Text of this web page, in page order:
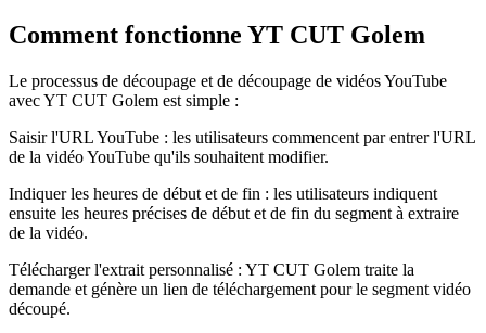
Comment fonctionne YT CUT Golem
Le processus de découpage et de découpage de vidéos YouTube
avec YT CUT Golem est simple :
Saisir l'URL YouTube : les utilisateurs commencent par entrer l'URL
de la vidéo YouTube qu'ils souhaitent modifier.
Indiquer les heures de début et de fin : les utilisateurs indiquent
ensuite les heures précises de début et de fin du segment à extraire
de la vidéo.
Télécharger l'extrait personnalisé : YT CUT Golem traite la
demande et génère un lien de téléchargement pour le segment vidéo
découpé.